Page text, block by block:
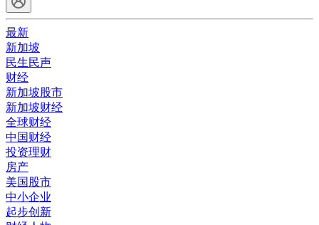
最新
新加坡
民生民声
财经
新加坡股市
新加坡财经
全球财经
中国财经
投资理财
房产
美国股市
中小企业
起步创新